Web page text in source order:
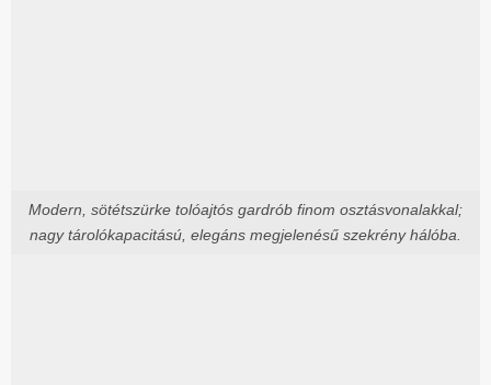
Modern, sötétszürke tolóajtós gardrób finom osztásvonalakkal;
nagy tárolókapacitású, elegáns megjelenésű szekrény hálóba.